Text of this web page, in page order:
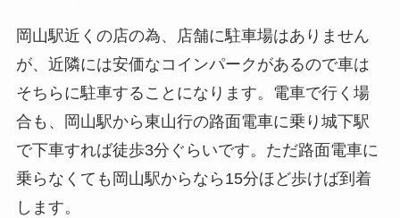
岡山駅近くの店の為、店舗に駐車場はありません
が、近隣には安価なコインパークがあるので車は
そちらに駐車することになります。電車で行く場
合も、岡山駅から東山行の路面電車に乗り城下駅
で下車すれば徒歩3分ぐらいです。ただ路面電車に
乗らなくても岡山駅からなら15分ほど歩けば到着
します。